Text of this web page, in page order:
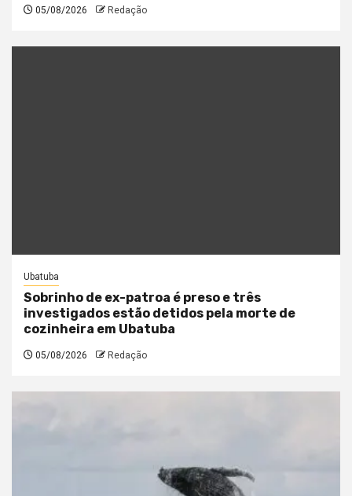
05/08/2026 Redação
Ubatuba
Sobrinho de ex-patroa é preso e três
investigados estão detidos pela morte de
cozinheira em Ubatuba
05/08/2026 Redação